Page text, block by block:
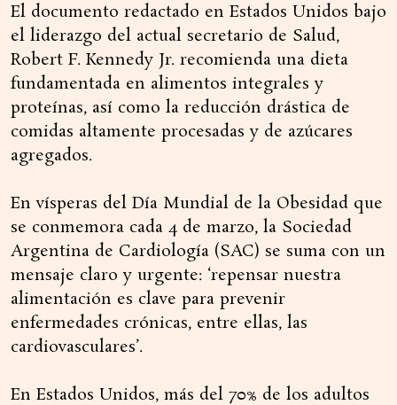
El documento redactado en Estados Unidos bajo
el liderazgo del actual secretario de Salud,
Robert F. Kennedy Jr. recomienda una dieta
fundamentada en alimentos integrales y
proteínas, así como la reducción drástica de
comidas altamente procesadas y de azúcares
agregados.
En vísperas del Día Mundial de la Obesidad que
se conmemora cada 4 de marzo, la Sociedad
Argentina de Cardiología (SAC) se suma con un
mensaje claro y urgente: ‘repensar nuestra
alimentación es clave para prevenir
enfermedades crónicas, entre ellas, las
cardiovasculares’.
En Estados Unidos, más del 70% de los adultos